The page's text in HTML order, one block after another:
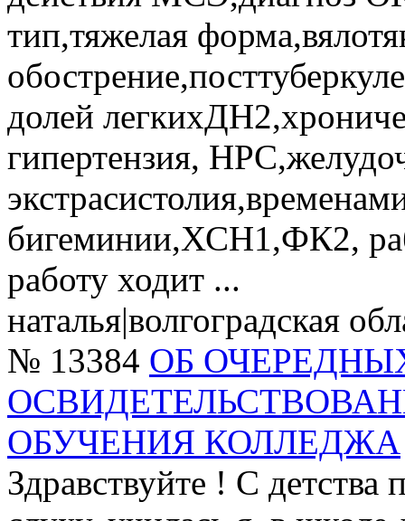
тип,тяжелая
долей
гипертензия,
бигеминии,ХСН1,ФК2,
работу ходит ...
наталья|волгоградская
№ 13384 ОБ
ОБУЧЕНИЯ КОЛЛЕДЖА
Здравствуйте ! С детства